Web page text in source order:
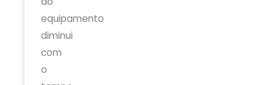
equipamento
diminui
com
o